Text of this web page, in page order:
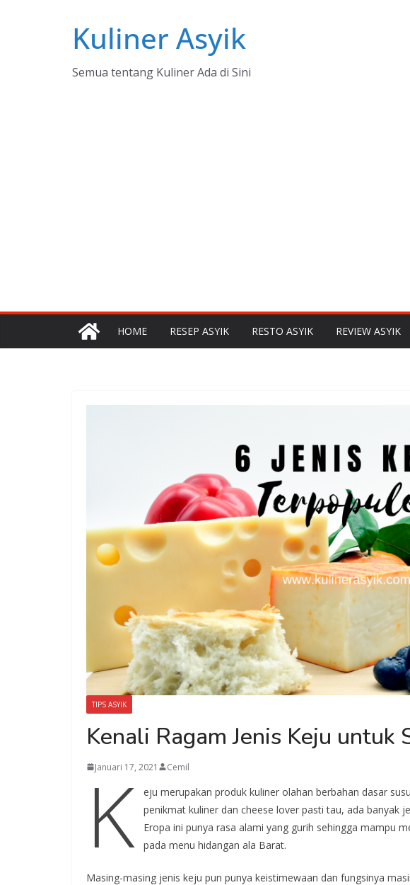
Kuliner Asyik
Semua tentang Kuliner Ada di Sini
HOME RESEP ASYIK RESTO ASYIK REVIEW ASYIK
TIPS ASYIK
Kenali Ragam Jenis Keju untuk
Januari 17, 2021 Cemil
K
eju merupakan produk kuliner olahan berbahan dasar
penikmat kuliner dan cheese lover pasti tau, ada banyak
Eropa ini punya rasa alami yang gurih sehingga mampu
pada menu hidangan ala Barat.
Masing-masing jenis keju pun punya keistimewaan dan fungsinya